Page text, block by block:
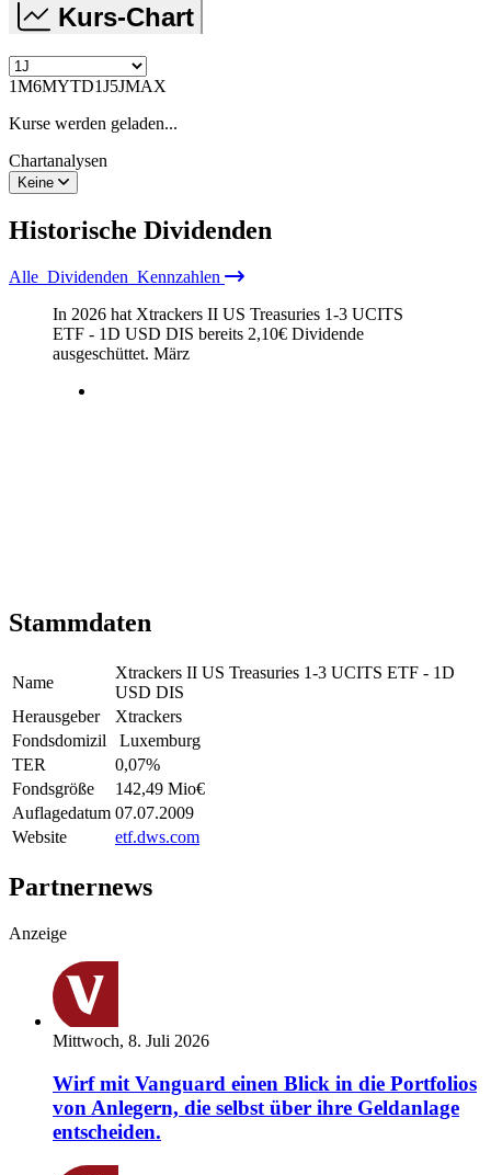
Kurs-Chart
1M6MYTD1J5JMAX
Kurse werden geladen...
Chartanalysen
Keine
Historische Dividenden
Alle Dividenden Kennzahlen
In 2026 hat Xtrackers II US Treasuries 1-3 UCITS
ETF - 1D USD DIS bereits 2,10€ Dividende
ausgeschüttet. März
Stammdaten
Name
Xtrackers II US Treasuries 1-3 UCITS ETF - 1D
USD DIS
Herausgeber
Xtrackers
Fondsdomizil
Luxemburg
TER
0,07%
Fondsgröße
142,49 Mio€
Auflagedatum 07.07.2009
Website
etf.dws.com
Partnernews
Anzeige
Mittwoch, 8. Juli 2026
Wirf mit Vanguard einen Blick in die Portfolios
von Anlegern, die selbst über ihre Geldanlage
entscheiden.